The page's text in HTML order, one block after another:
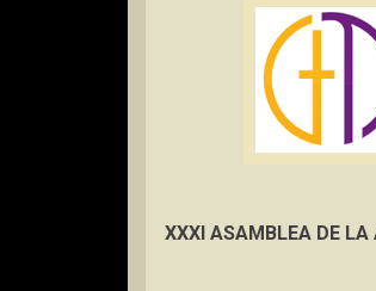
XXXI ASAMBLEADE LA